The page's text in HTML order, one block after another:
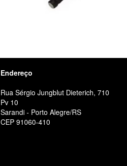
Endereço
Rua Sérgio Jungblut Dieterich, 710
Pv 10
Sarandi - Porto Alegre/RS
CEP 91060-410